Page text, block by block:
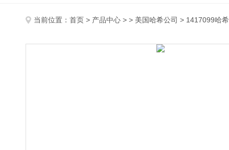
当前位置： 首页 > 产品中心 > > 美国哈希公司 > 1417099哈